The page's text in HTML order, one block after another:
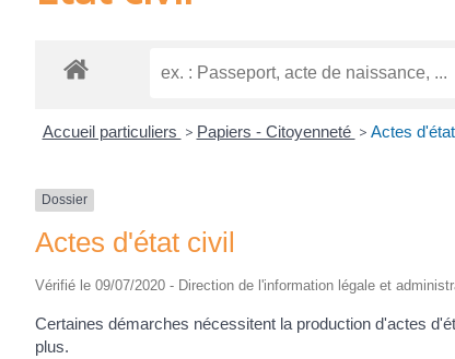
Accueil particuliers > Papiers - Citoyenneté > Actes
Dossier
Actes d'état civil
Vérifié le 09/07/2020 - Direction de l'information légale et
Certaines démarches nécessitent la production d'actes
plus.